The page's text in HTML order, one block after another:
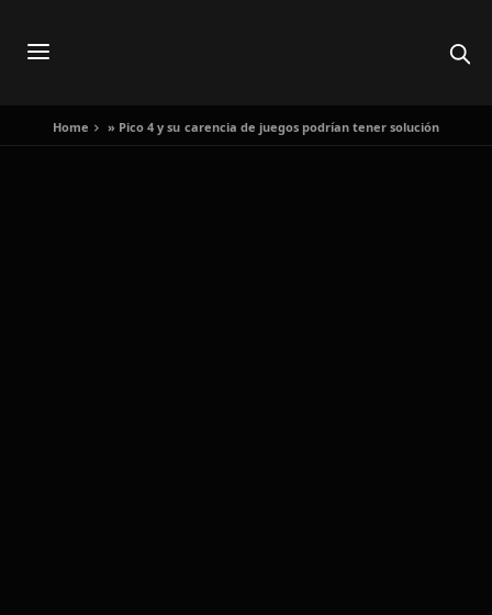
Home » Pico 4 y su carencia de juegos podrían tener solución